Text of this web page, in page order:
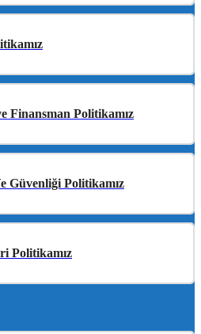
Finansman Politikamız
Güvenliği Politikamız
Politikamız